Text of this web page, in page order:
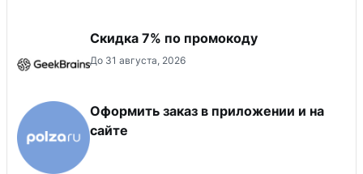
Скидка 7% по промокоду
До 31 августа, 2026
Оформить заказ в приложении и на
сайте